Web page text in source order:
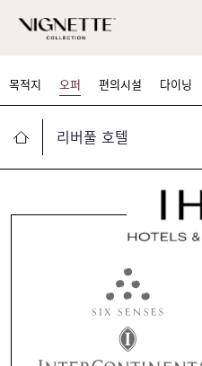
목적지 오퍼 편의시설 다이닝
리버풀 호텔